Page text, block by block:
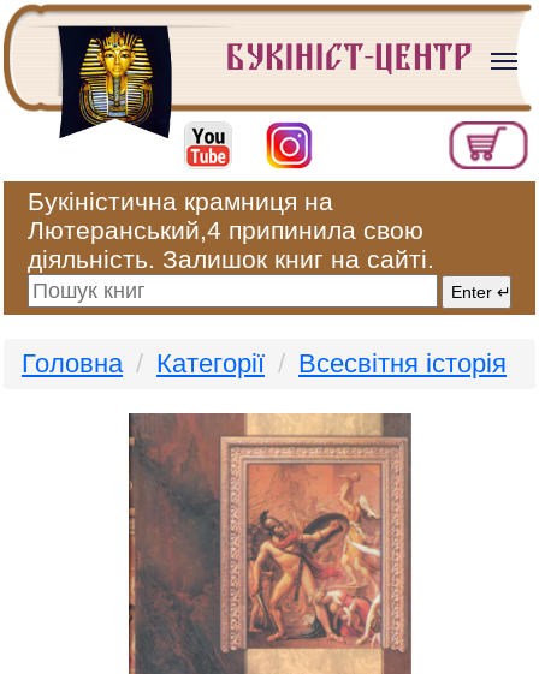
Букіністична крамниця на
Лютеранський,4 припинила свою
діяльність. Залишок книг на сайті.
Головна Категорії Всесвітня історія